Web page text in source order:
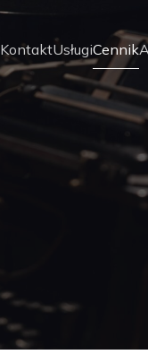
KontaktUsługiCennik